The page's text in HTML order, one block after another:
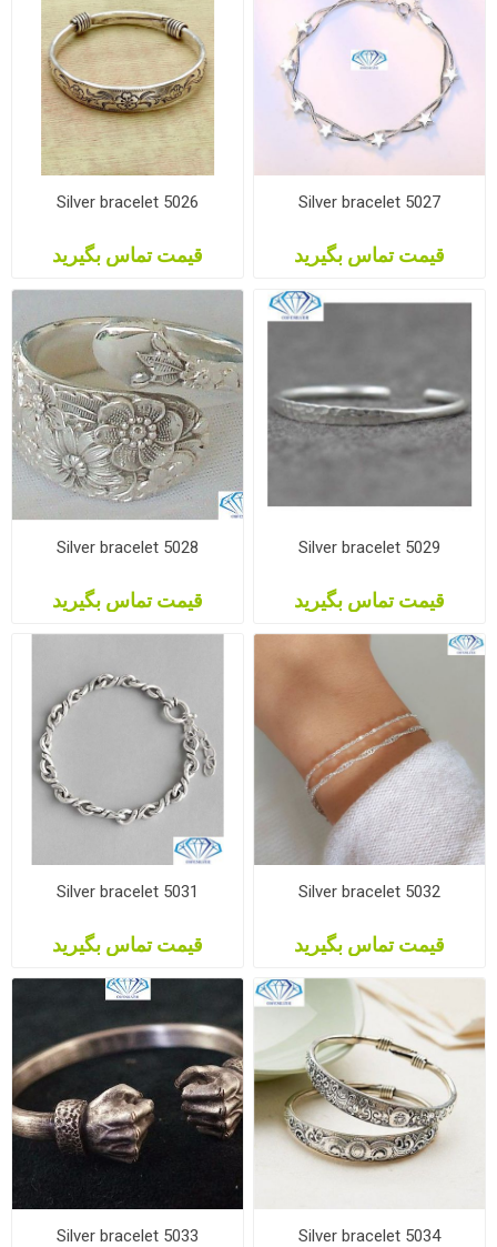
Silver bracelet 5026
قیمت تماس بگیرید
Silver bracelet 5027
قیمت تماس بگیرید
Silver bracelet 5028
قیمت تماس بگیرید
Silver bracelet 5029
قیمت تماس بگیرید
Silver bracelet 5031
قیمت تماس بگیرید
Silver bracelet 5032
قیمت تماس بگیرید
Silver bracelet 5033 Silver bracelet 5034